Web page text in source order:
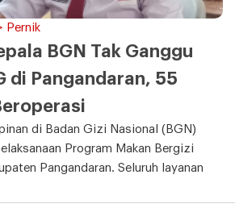
Pernik
BGN Tak Ganggu
di Pangandaran, 55
di Badan Gizi Nasional (BGN)
Program Makan Bergizi
Pangandaran. Seluruh layanan